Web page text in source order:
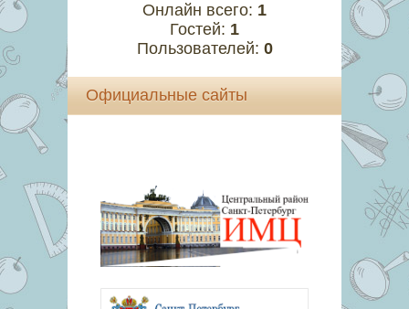
Онлайн всего: 1
Гостей: 1
Пользователей: 0
Официальные сайты